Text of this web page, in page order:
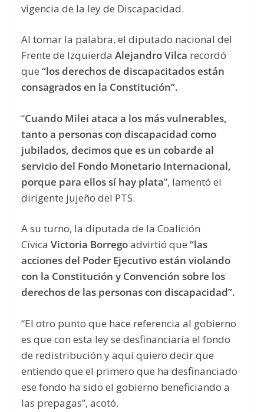
vigencia de la ley de Discapacidad.
Al tomar la palabra, el diputado nacional del
Frente de Izquierda Alejandro Vilca recordó
que “los derechos de discapacitados están
consagrados en la Constitución”.
“Cuando Milei ataca a los más vulnerables,
tanto a personas con discapacidad como
jubilados, decimos que es un cobarde al
servicio del Fondo Monetario Internacional,
porque para ellos sí hay plata”, lamentó el
dirigente jujeño del PTS.
A su turno, la diputada de la Coalición
Cívica Victoria Borregoadvirtió que “las
acciones del Poder Ejecutivo están violando
con la Constitución y Convención sobre los
derechos de las personas con discapacidad”.
“El otro punto que hace referencia al gobierno
es que con esta ley se desfinanciaría el fondo
de redistribución y aquí quiero decir que
entiendo que el primero que ha desfinanciado
ese fondo ha sido el gobierno beneficiando a
las prepagas”, acotó.